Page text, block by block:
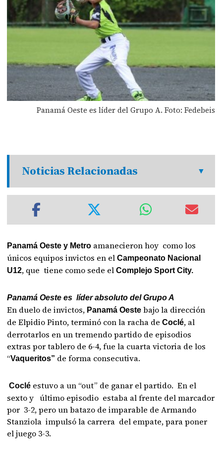
Panamá Oeste es líder del Grupo A. Foto: Fedebeis
Noticias Relacionadas
Panamá Oeste y Metro amanecieron hoy como los
únicos equipos invictos en elCampeonato Nacional
U12, que tiene como sede elComplejo Sport City.
Panamá Oeste es líder absoluto del Grupo A
En duelo de invictos, Panamá Oeste bajo la dirección
de Elpidio Pinto, terminó con la racha deCoclé, al
derrotarlos en un tremendo partido de episodios
extras por tablero de 6-4, fue la cuarta victoria de los
“Vaqueritos” de forma consecutiva.
Coclé estuvo a un “out” de ganar el partido. En el
sexto y último episodio estaba al frente del marcador
por 3-2, pero un batazo de imparable de Armando
Stanziola impulsó la carrera del empate, para poner
el juego 3-3.